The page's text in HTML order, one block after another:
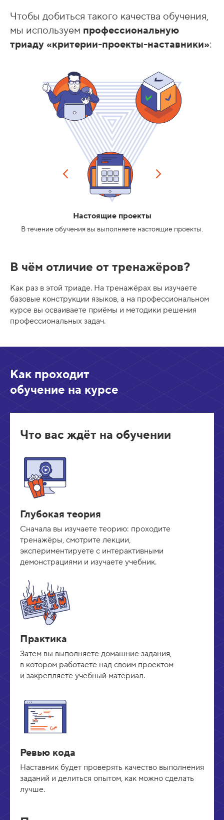
Чтобы добиться такого качества обучения,
мы используем профессиональную
триаду «критерии-проекты-наставники»:
Настоящие проекты
В течение обучения вы выполняете настоящие проекты.
В чём отличие от тренажёров?
Как раз в этой триаде. На тренажёрах вы изучаете
базовые конструкции языков, а на профессиональном
курсе вы осваиваете приёмы и методики решения
профессиональных задач.
Как проходит
обучение на курсе
Что вас ждёт на обучении
Глубокая теория
Сначала вы изучаете теорию: проходите
тренажёры, смотрите лекции,
экспериментируете с интерактивными
демонстрациями и изучаете учебник.
Практика
Затем вы выполняете домашние задания,
в котором работаете над своим проектом
и закрепляете учебный материал.
Ревью кода
Наставник будет проверять качество выполнения
заданий и делиться опытом, как можно сделать
лучше.